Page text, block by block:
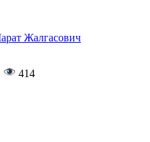
Жалгасович
414